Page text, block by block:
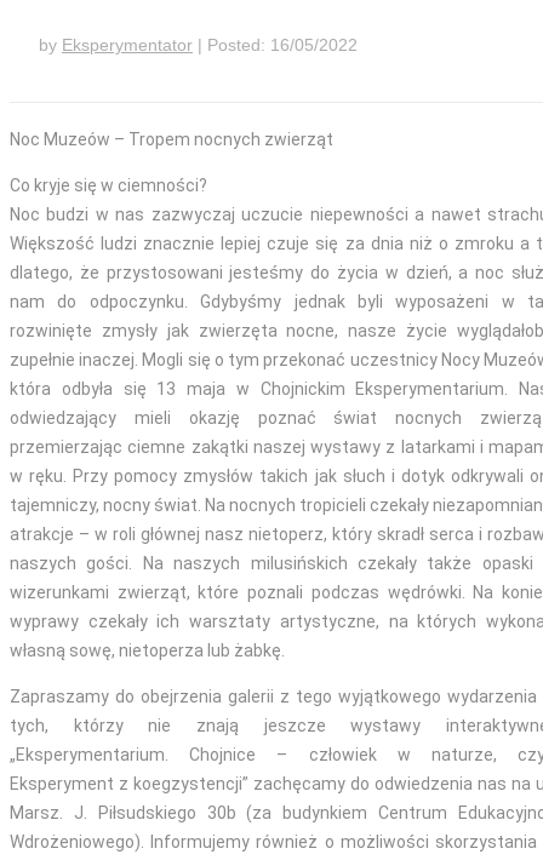
by Eksperymentator Posted: 16/05/2022
Noc Muzeów – Tropem nocnych zwierząt
Co kryje się w ciemności?
Noc budzi w nas zazwyczaj uczucie niepewności a nawet
Większość ludzi znacznie lepiej czuje się za dnia niż o zmroku a
dlatego, że przystosowani jesteśmy do życia w dzień, a noc
nam do odpoczynku. Gdybyśmy jednak byli wyposażeni w
rozwinięte zmysły jak zwierzęta nocne, nasze życie
zupełnie inaczej. Mogli się o tym przekonać uczestnicy Nocy
która odbyła się 13 maja w Chojnickim Eksperymentarium.
odwiedzający mieli okazję poznać świat nocnych
przemierzając ciemne zakątki naszej wystawy z latarkami i
w ręku. Przy pomocy zmysłów takich jak słuch i dotyk odkrywali
tajemniczy, nocny świat. Na nocnych tropicieli czekały
atrakcje – w roli głównej nasz nietoperz, który skradł serca i
naszych gości. Na naszych milusińskich czekały także opaski
wizerunkami zwierząt, które poznali podczas wędrówki. Na
wyprawy czekały ich warsztaty artystyczne, na których
własną sowę, nietoperza lub żabkę.
Zapraszamy do obejrzenia galerii z tego wyjątkowego wydarzenia
tych, którzy nie znają jeszcze wystawy
„Eksperymentarium. Chojnice – człowiek w naturze,
Eksperyment z koegzystencji” zachęcamy do odwiedzenia nas na
Marsz. J. Piłsudskiego 30b (za budynkiem Centrum
Wdrożeniowego). Informujemy również o możliwości skorzystania